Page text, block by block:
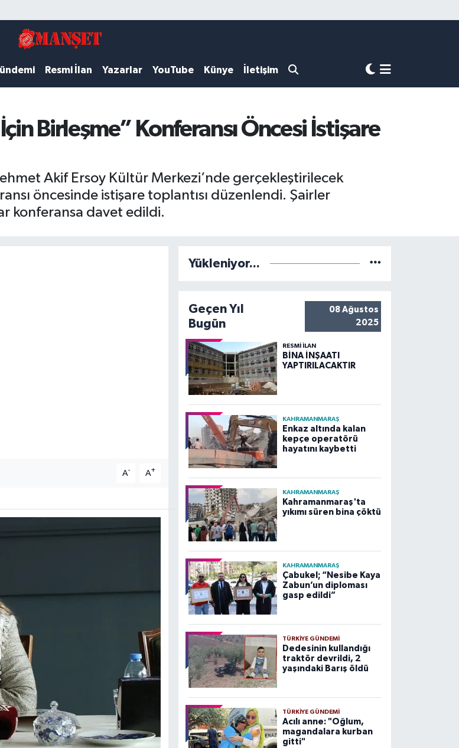
Resmi İlan Yazarlar YouTube Künye İletişim
Birleşme” Konferansı Öncesi İstişare
Akif Ersoy Kültür Merkezi’nde gerçekleştirilecek
öncesinde istişare toplantısı düzenlendi. Şairler
konferansa davet edildi.
A- A+
Yükleniyor...
Geçen Yıl
Bugün
08 Ağustos
2025
RESMİ İLAN
BİNA İNŞAATI
YAPTIRILACAKTIR
KAHRAMANMARAŞ
Enkaz altında kalan
kepçe operatörü
hayatını kaybetti
KAHRAMANMARAŞ
Kahramanmaraş'ta
yıkımı süren bina çöktü
KAHRAMANMARAŞ
Çabukel; “Nesibe Kaya
Zabun’un diploması
gasp edildi”
TÜRKIYE GÜNDEMI
Dedesinin kullandığı
traktör devrildi, 2
yaşındaki Barış öldü
TÜRKIYE GÜNDEMI
Acılı anne: "Oğlum,
magandalara kurban
gitti"